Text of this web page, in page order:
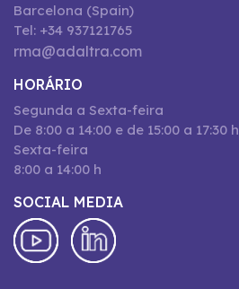
Barcelona (Spain)
Tel: +34 937121765
rma@adaltra.com
HORÁRIO
Segunda a Sexta-feira
De 8:00 a 14:00 e de 15:00 a 17:30 h
Sexta-feira
8:00 a 14:00 h
SOCIAL MEDIA